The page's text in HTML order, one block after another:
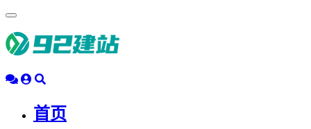
动
导
首页